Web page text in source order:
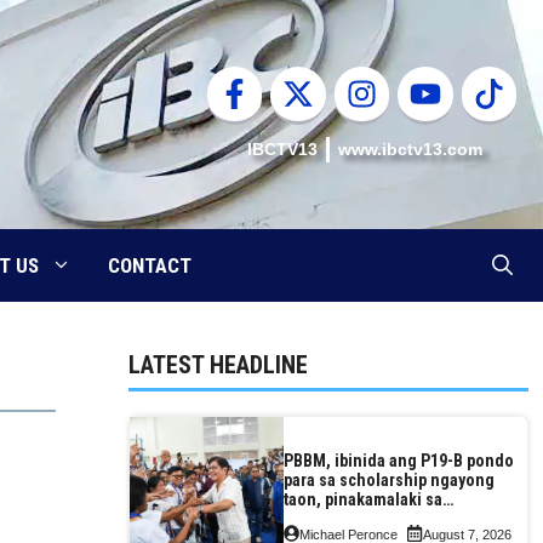
IBCTV13 www.ibctv13.com
US CONTACT
LATEST HEADLINE
PBBM, ibinida ang P19-B pondo
para sa scholarship ngayong
taon, pinakamalaki sa
Michael Peronce August 7, 2026